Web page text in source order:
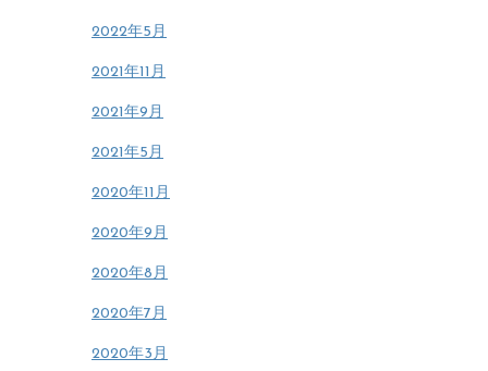
2022年5月
2021年11月
2021年9月
2021年5月
2020年11月
2020年9月
2020年8月
2020年7月
2020年3月